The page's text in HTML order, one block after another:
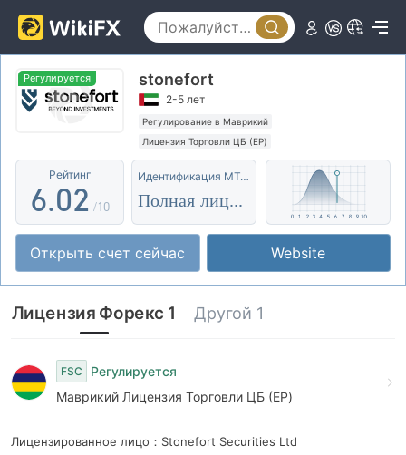
Регулируется stonefort
2-5 лет
Регулирование в Маврикий
Лицензия Торговли ЦБ (EP)
Основной стандарт MT5
Глобальные операции
Оффшорное регулирование
Рейтинг
1
2
3
5
6
7
8
9
.0
1
2
3
5
6
1
2
3
4
5
6
7
8
/10
Идентификация MT4/5
Полная лицензия
Открыть счет сейчас Website
Лицензия Форекс 1 Другой 1
FSC
Регулируется
Маврикий Лицензия Торговли ЦБ (EP)
Лицензированное лицо：Stonefort Securities Ltd